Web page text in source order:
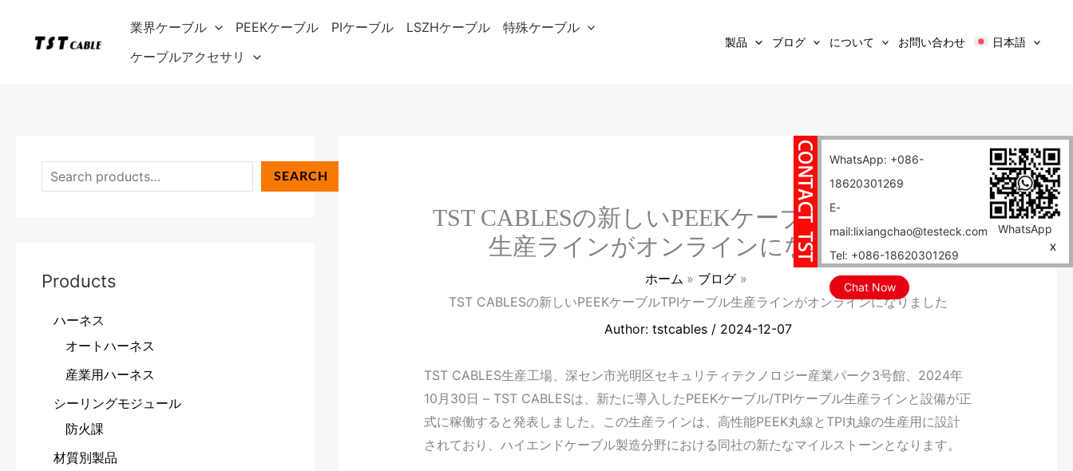
WhatsApp: +086-
18620301269
E-
mail:lixiangchao@testeck.com
Tel: +086-18620301269
Chat Now
WhatsApp
X
業界ケーブル PEEKケーブル PIケーブル LSZHケーブル
特殊ケーブル
ケーブルアクセサリ
製品 ブログ について お問い合わせ 日本語
索
SEARCH
Products
ハーネス
オートハーネス
産業用ハーネス
シーリングモジュール
防火課
材質別製品
TST CABLESの新しいPEEKケーブルTPIケーブル
生産ラインがオンラインになりました
ホーム
ブログ
TST CABLESの新しいPEEKケーブルTPIケーブル生産ラインがオンラインになりました
Author: tstcables / 2024-12-07
TST CABLES生産工場、深セン市光明区セキュリティテクノロジー産業パーク3号館、2024年
10月30日 – TST CABLESは、新たに導入したPEEKケーブル/TPIケーブル生産ラインと設備が正
式に稼働すると発表しました。この生産ラインは、高性能PEEK丸線とTPI丸線の生産用に設計
されており、ハイエンドケーブル製造分野における同社の新たなマイルストーンとなります。